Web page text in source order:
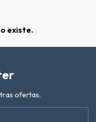
existe.
ofertas.